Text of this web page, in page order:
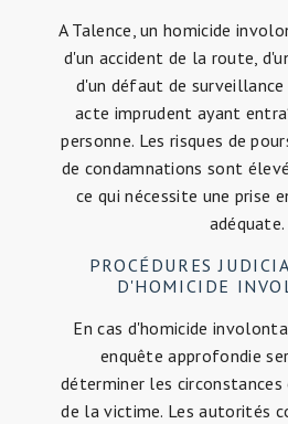
A Talence, un homicide
d'un accident de la route,
d'un défaut de
acte imprudent ayant
personne. Les risques de
de condamnations sont
ce qui nécessite une prise
adéquate.
PROCÉDURES
D'HOMICIDE
En cas d'homicide
enquête approfondie
déterminer les
de la victime. Les autorités